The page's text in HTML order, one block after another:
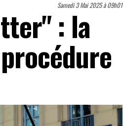
Samedi 3 Mai 2025 à 09h01
: la